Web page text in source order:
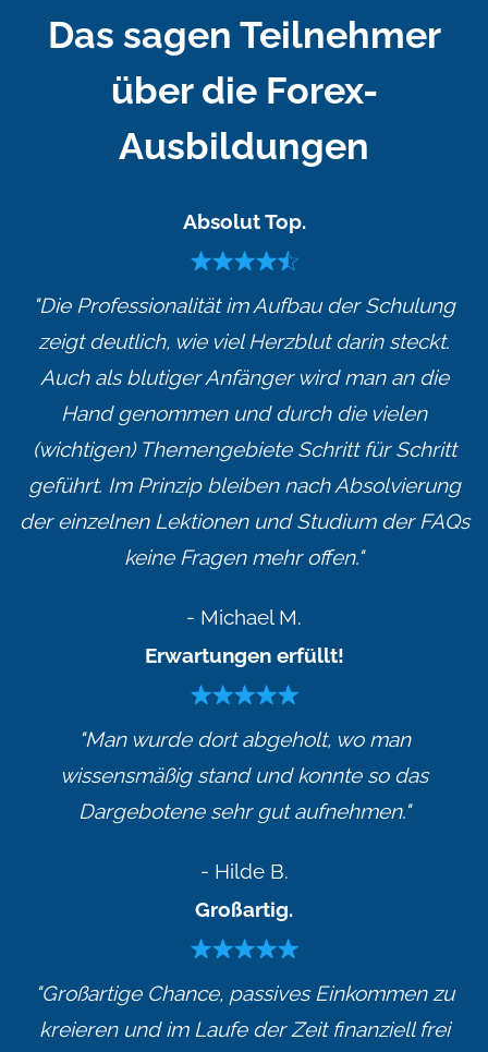
Das sagen Teilnehmer
über die Forex-
Ausbildungen
Absolut Top.
"Die Professionalität im Aufbau der Schulung
zeigt deutlich, wie viel Herzblut darin steckt.
Auch als blutiger Anfänger wird man an die
Hand genommen und durch die vielen
(wichtigen) Themengebiete Schritt für Schritt
geführt. Im Prinzip bleiben nach Absolvierung
der einzelnen Lektionen und Studium der FAQs
keine Fragen mehr offen."
- Michael M.
Erwartungen erfüllt!
"Man wurde dort abgeholt, wo man
wissensmäßig stand und konnte so das
Dargebotene sehr gut aufnehmen."
- Hilde B.
Großartig.
"Großartige Chance, passives Einkommen zu
kreieren und im Laufe der Zeit finanziell frei